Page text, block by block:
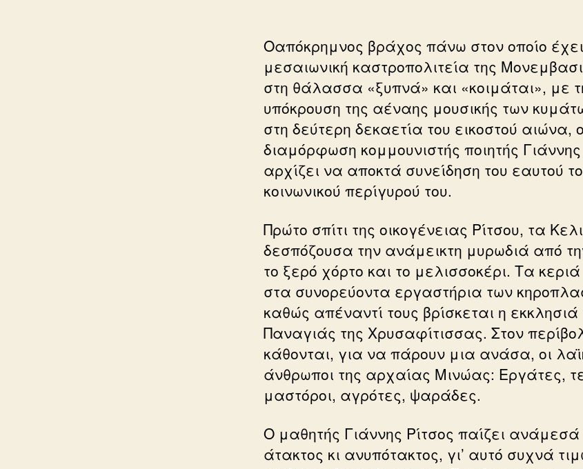
Οαπόκρημνος βράχος πάνω στον οποίο έχει
μεσαιωνική καστροπολιτεία της
στη θάλασσα «ξυπνά» και «κοιμάται», με
υπόκρουση της αέναης μουσικής των
στη δεύτερη δεκαετία του εικοστού αιώνα,
διαμόρφωση κομμουνιστής ποιητής Γιάννης
αρχίζει να αποκτά συνείδηση του εαυτού
κοινωνικού περίγυρού του.
Πρώτο σπίτι της οικογένειας Ρίτσου, τα
δεσπόζουσα την ανάμεικτη μυρωδιά από
το ξερό χόρτο και το μελισσοκέρι. Τα
στα συνορεύοντα εργαστήρια των
καθώς απέναντί τους βρίσκεται η εκκλησιά
Παναγιάς της Χρυσαφίτισσας. Στον
κάθονται, για να πάρουν μια ανάσα, οι
άνθρωποι της αρχαίας Μινώας: Εργάτες,
μαστόροι, αγρότες, ψαράδες.
Ο μαθητής Γιάννης Ρίτσος παίζει ανάμεσά
άτακτος κι ανυπότακτος, γι’ αυτό συχνά